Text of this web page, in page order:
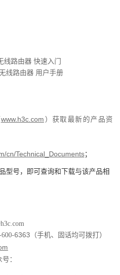
线路由器 快速入门
线路由器 用户手册
www.h3c.com ）获取最新的产品资
cn/Technical_Documents；
型号，即可查询和下载与该产品相
6363 （手机、固话均可拨打）
：